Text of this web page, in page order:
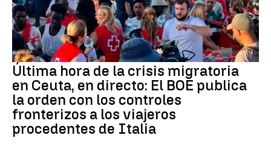
Última hora de la crisis migratoria
en Ceuta, en directo: El BOE publica
la orden con los controles
fronterizos a los viajeros
procedentes de Italia